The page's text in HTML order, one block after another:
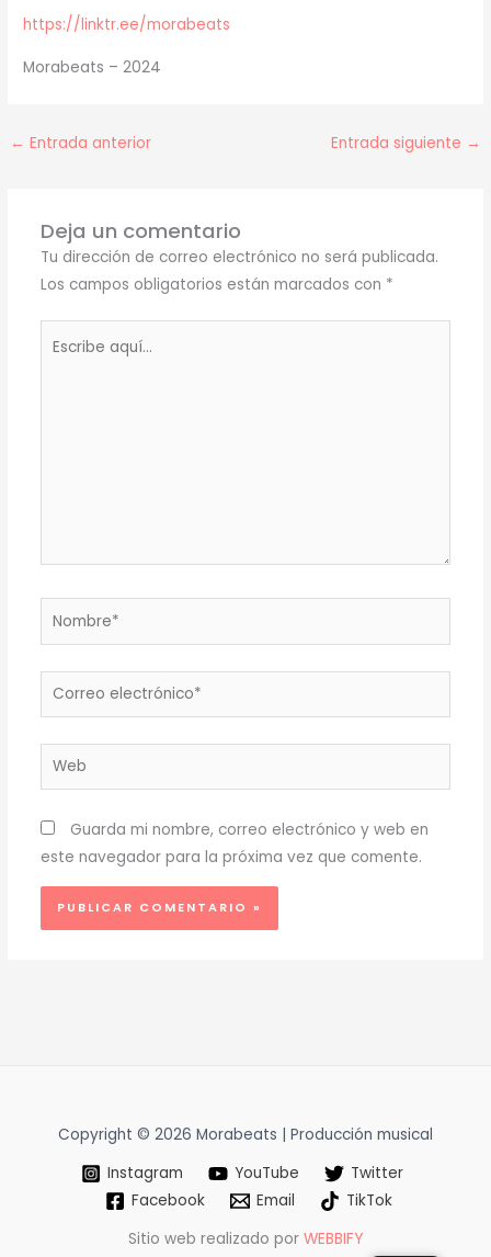
https://linktr.ee/morabeats
Morabeats – 2024
← Entrada anterior Entrada siguiente →
Deja un comentario
Tu dirección de correo electrónico no será publicada.
Los campos obligatorios están marcados con *
Nombre*
Correo
Web
Guarda mi nombre, correo electrónico y web en
este navegador para la próxima vez que comente.
Copyright © 2026 Morabeats | Producción musical
Instagram
YouTube
Twitter
Facebook
Email
TikTok
Sitio web realizado por WEBBIFY